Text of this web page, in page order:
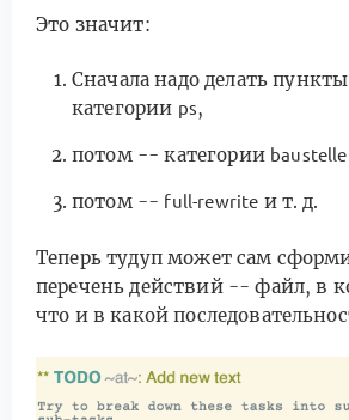
Это значит:
Сначала надо делать
категории ps,
потом -- категории baustelle
потом -- full-rewrite и т. д.
Теперь тудуп может сам
перечень действий -- файл, в
что и в какой